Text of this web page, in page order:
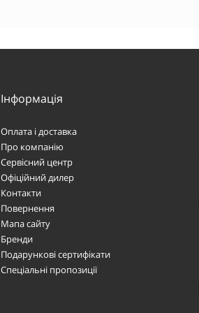
Інформація
Оплата і доставка
Про компанію
Сервісний центр
Офіційний дилер
Контакти
Повернення
Мапа сайту
Бренди
Подарункові сертифікати
Спеціальні пропозиції